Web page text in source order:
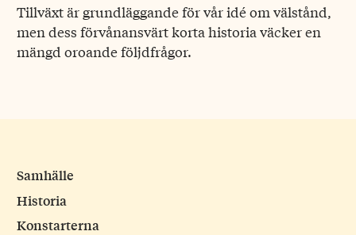
Tillväxt är grundläggande för vår idé om välstånd,
men dess förvånansvärt korta historia väcker en
mängd oroande följdfrågor.
Samhälle
Historia
Konstarterna